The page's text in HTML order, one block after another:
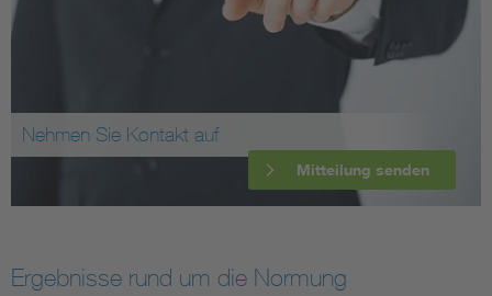
Nehmen Sie Kontakt auf
Mitteilung senden
Ergebnisse rund um die Normung